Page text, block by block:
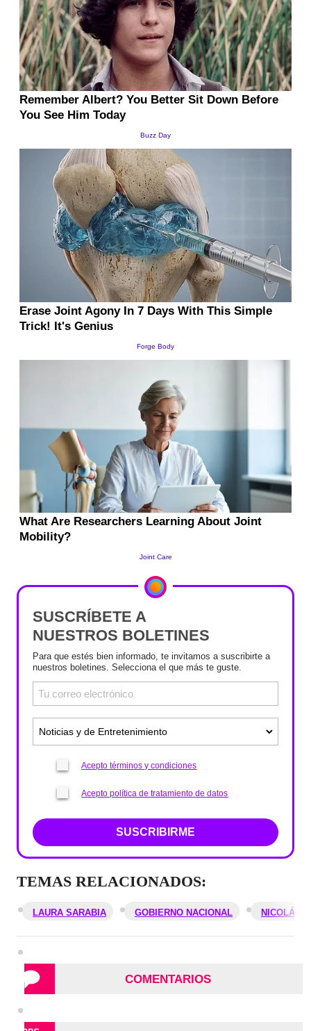
SUSCRÍBETE A
NUESTROS BOLETINES
Para que estés bien informado, te invitamos a suscribirte a
nuestros boletines. Selecciona el que más te guste.
Acepto términos y condiciones
Acepto política de tratamiento de datos
SUSCRIBIRME
TEMAS RELACIONADOS:
LAURA SARABIA GOBIERNO NACIONAL NICOLÁS
COMENTARIOS